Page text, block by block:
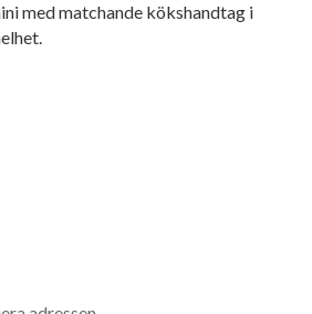
med matchande kökshandtag i